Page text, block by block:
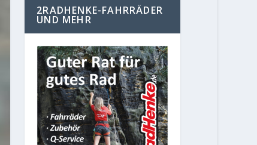
2RADHENKE-FAHRRÄDER
UND MEHR